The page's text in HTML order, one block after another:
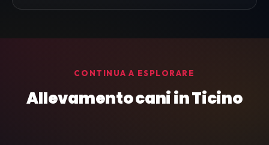
CONTINUA A ESPLORARE
Allevamento cani in Ticino